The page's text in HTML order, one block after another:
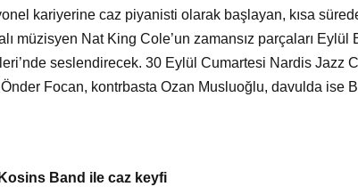
kariyerine caz piyanisti olarak başlayan, kısa
müzisyen Nat King Cole’un zamansız parçaları
seslendirecek. 30 Eylül Cumartesi Nardis Jazz
Focan, kontrbasta Ozan Musluoğlu, davulda ise
Band ile caz keyfi